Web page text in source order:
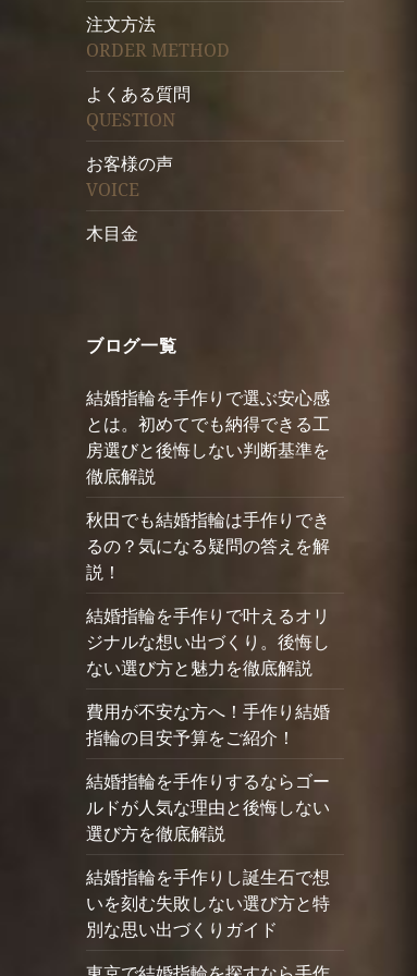
注文方法
ORDER METHOD
よくある質問
QUESTION
お客様の声
VOICE
木目金
ブログ一覧
結婚指輪を手作りで選ぶ安心感
とは。初めてでも納得できる工
房選びと後悔しない判断基準を
徹底解説
秋田でも結婚指輪は手作りでき
るの？気になる疑問の答えを解
説！
結婚指輪を手作りで叶えるオリ
ジナルな想い出づくり。後悔し
ない選び方と魅力を徹底解説
費用が不安な方へ！手作り結婚
指輪の目安予算をご紹介！
結婚指輪を手作りするならゴー
ルドが人気な理由と後悔しない
選び方を徹底解説
結婚指輪を手作りし誕生石で想
いを刻む失敗しない選び方と特
別な思い出づくりガイド